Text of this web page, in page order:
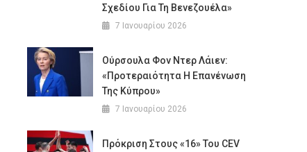
Σχεδίου Για Τη Βενεζουέλα»
7 Ιανουαρίου 2026
Ούρσουλα Φον Ντερ Λάιεν:
«Προτεραιότητα Η Επανένωση
Της Κύπρου»
7 Ιανουαρίου 2026
Πρόκριση Στους «16» Του CEV